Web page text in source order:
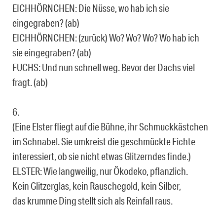
EICHHÖRNCHEN: Die Nüsse, wo hab ich sie
eingegraben? (ab)
EICHHÖRNCHEN: (zurück) Wo? Wo? Wo? Wo hab ich
sie eingegraben? (ab)
FUCHS: Und nun schnell weg. Bevor der Dachs viel
fragt. (ab)
6.
(Eine Elster fliegt auf die Bühne, ihr Schmuckkästchen
im Schnabel. Sie umkreist die ge­schmückte Fichte
interessiert, ob sie nicht etwas Glitzerndes finde.)
ELSTER: Wie langweilig, nur Ökodeko, pflanzlich.
Kein Glitzerglas, kein Rauschegold, kein Silber,
das krumme Ding stellt sich als Reinfall raus.